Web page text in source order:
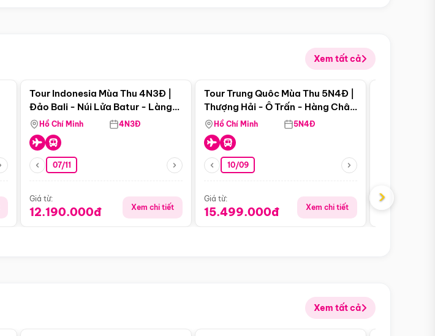
Xem tất cả
Tour Indonesia Mùa Thu 4N3Đ |
Đảo Bali - Núi Lửa Batur - Làng
Penglipuran
Hồ Chí Minh 4N3Đ
07/11
Giá từ:
12.190.000đ Xem chi tiết
Điểm nổi bật
Tour Trung Quôc Mùa Thu 5N4Đ |
Thượng Hải - Ô Trấn - Hàng Châu
(Tour Không Shopping)
Hồ Chí Minh 5N4Đ
10/09
Giá từ:
15.499.000đ Xem chi tiết
Giá từ:
›
Xem tất cả
Điểm nổi bật